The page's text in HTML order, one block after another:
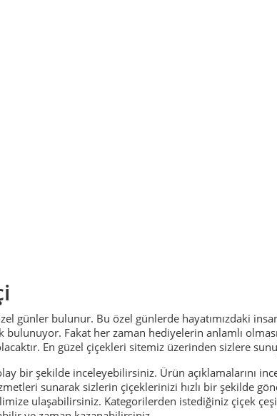
günler bulunur. Bu özel günlerde hayatımızdaki
bulunuyor. Fakat her zaman hediyelerin anlamlı
En güzel çiçekleri sitemiz üzerinden sizlere
bir şekilde inceleyebilirsiniz. Ürün açıklamalarını
sunarak sizlerin çiçeklerinizi hızlı bir şekilde
ulaşabilirsiniz. Kategorilerden istediğiniz çiçek